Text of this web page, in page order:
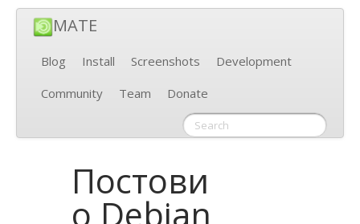
MATE
Blog Install Screenshots
Development
Community
Team Donate
Постови
о Debian